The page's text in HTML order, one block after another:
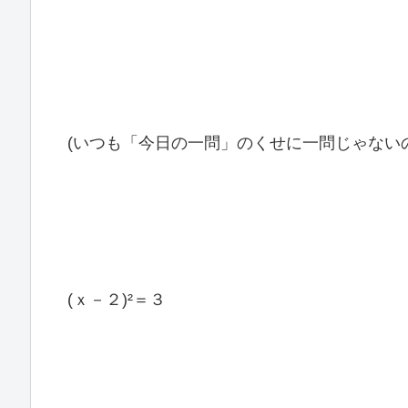
(いつも「今日の一問」のくせに一問じゃない
(ｘ－２)²＝３